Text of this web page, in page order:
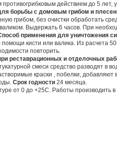
действием до 5 лет,
борьбы с домовым грибом и
грибом, без очистки обработать
Выдержать 6 часов. При
применения для уничтожения
помощи кисти или валика. Из расчета
повторить.
реставрационных и отделочных
смеси средство разводят в
краски , побелки, добавляют
Срок годности 24 месяца.
от 0 до +25С. Работы производить